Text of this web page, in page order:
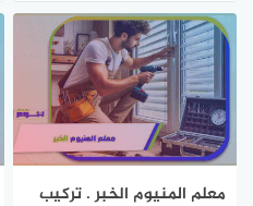
بالدمام 0595884108 هوم
سيرفر
معلم المنيوم الخبر . تركيب